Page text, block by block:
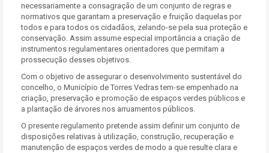
necessariamente a consagração de um conjunto de regras e
normativos que garantam a preservação e fruição daquelas por
todos e para todos os cidadãos, zelando-se pela sua proteção e
conservação. Assim assume especial importância a criação de
instrumentos regulamentares orientadores que permitam a
prossecução desses objetivos.
Com o objetivo de assegurar o desenvolvimento sustentável do
concelho, o Município de Torres Vedras tem-se empenhado na
criação, preservação e promoção de espaços verdes públicos e
a plantação de árvores nos arruamentos públicos.
O presente regulamento pretende assim definir um conjunto de
disposições relativas à utilização, construção, recuperação e
manutenção de espaços verdes de modo a que resulte clara e